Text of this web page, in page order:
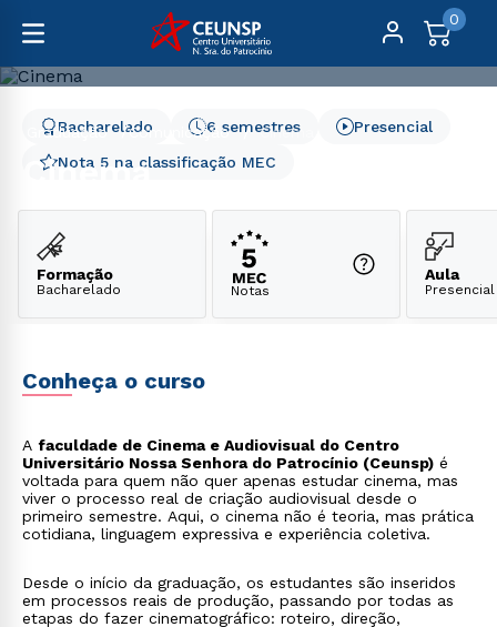
0
Graduação Comunicação Cinema
Cinema
Nota 5 na classificação MEC
6 semestres
Bacharelado Presencial
Formação
Bacharelado Notas
Aula
Presencial
Conheça o curso
A faculdade de Cinema e Audiovisual do Centro
Universitário Nossa Senhora do Patrocínio (Ceunsp) é
voltada para quem não quer apenas estudar cinema, mas
viver o processo real de criação audiovisual desde o
primeiro semestre. Aqui, o cinema não é teoria, mas prática
cotidiana, linguagem expressiva e experiência coletiva.
Desde o início da graduação, os estudantes são inseridos
em processos reais de produção, passando por todas as
etapas do fazer cinematográfico: roteiro, direção,